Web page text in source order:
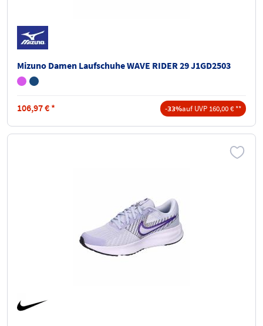
Mizuno Damen Laufschuhe WAVE RIDER 29 J1GD2503
106,97€ * -33%auf UVP 160,00 € **